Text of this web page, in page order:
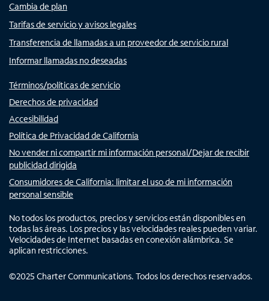
Cambia de plan
Tarifas de servicio y avisos legales
Transferencia de llamadas a un proveedor de servicio rural
Informar llamadas no deseadas
Términos/políticas de servicio
Derechos de privacidad
Accesibilidad
Política de Privacidad de California
No vender ni compartir mi información personal/Dejar de recibir
publicidad dirigida
Consumidores de California: limitar el uso de mi información
personal sensible
No todos los productos, precios y servicios están disponibles en
todas las áreas. Los precios y las velocidades reales pueden variar.
Velocidades de Internet basadas en conexión alámbrica. Se
aplican restricciones.
©2025 Charter Communications. Todos los derechos reservados.